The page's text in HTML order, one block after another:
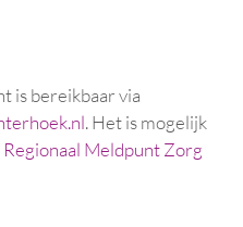
is bereikbaar via
. Het is mogelijk
Regionaal Meldpunt Zorg